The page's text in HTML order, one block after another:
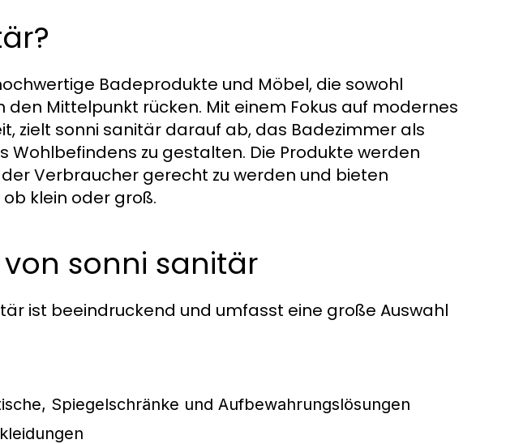
Badeprodukte und Möbel, die sowohl
den Mittelpunkt rücken. Mit einem Fokus auf modernes
zielt sonni sanitär darauf ab, das Badezimmer als
Wohlbefindens zu gestalten. Die Produkte werden
Verbraucher gerecht zu werden und bieten
klein oder groß.
sonni sanitär
ist beeindruckend und umfasst eine große Auswahl
Spiegelschränke und Aufbewahrungslösungen